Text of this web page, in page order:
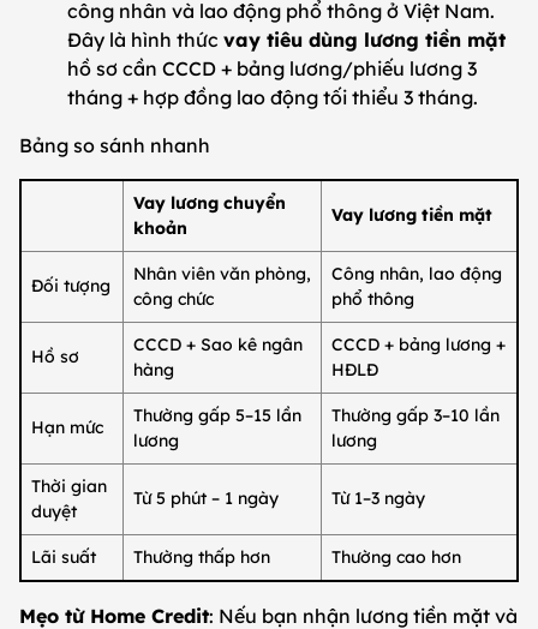
công nhân và lao động phổ thông ở Việt Nam.
Đây là hình thức vay tiêu dùng lương tiền mặt
hồ sơ cần CCCD + bảng lương/phiếu lương 3
tháng + hợp đồng lao động tối thiểu 3 tháng.
Bảng so sánh nhanh
Vay lương chuyển
khoản
Vay lương tiền mặt
Đối tượng
Nhân viên văn phòng,
công chức
Công nhân, lao động
phổ thông
Hồ sơ
CCCD + Sao kê ngân
hàng
CCCD + bảng lương +
HĐLĐ
Hạn mức
Thường gấp 5–15 lần
lương
Thường gấp 3–10 lần
lương
Thời gian
duyệt
Từ 5 phút – 1 ngày Từ 1–3 ngày
Lãi suất Thường thấp hơn Thường cao hơn
Mẹo từ Home Credit: Nếu bạn nhận lương tiền mặt và